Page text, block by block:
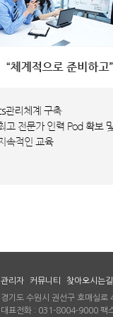
관리자 커뮤니티
찾아오시는길
경기도 수원시 권선구 호매실
대표전화 : 031-8004-9000